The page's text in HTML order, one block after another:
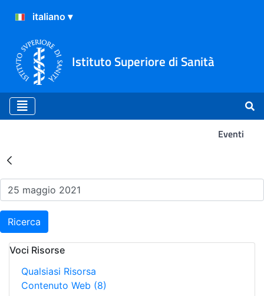
Istituto Superiore di Sanità
Eventi
Risultati della Ricerca -
Ricerca
Voci Risorse
Qualsiasi Risorsa
Contenuto Web (8)